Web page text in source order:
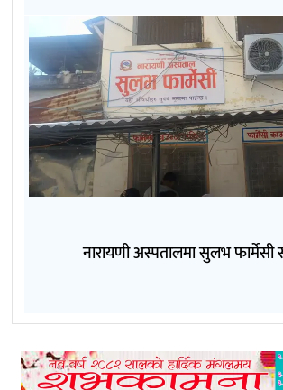
नारायणी अस्पतालमा सुलभ फार्मेसी